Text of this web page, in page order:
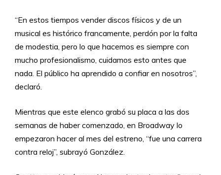
“En estos tiempos vender discos físicos y de un
musical es histórico francamente, perdón por la falta
de modestia, pero lo que hacemos es siempre con
mucho profesionalismo, cuidamos esto antes que
nada. El público ha aprendido a confiar en nosotros”,
declaró.
Mientras que este elenco grabó su placa a las dos
semanas de haber comenzado, en Broadway lo
empezaron hacer al mes del estreno, “fue una carrera
contra reloj”, subrayó González.